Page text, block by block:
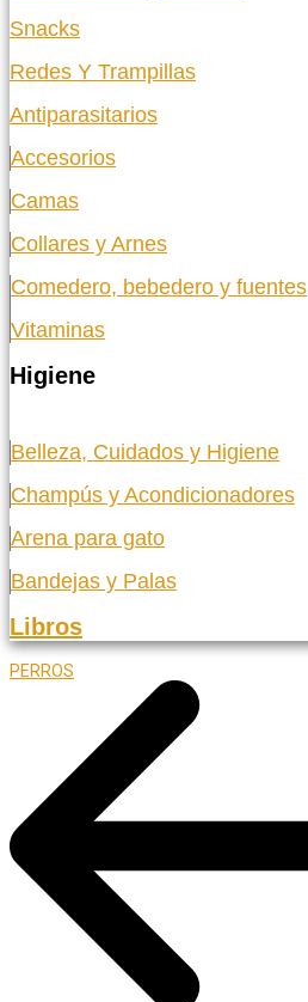
Snacks
Redes Y Trampillas
Antiparasitarios
Accesorios
Camas
Collares y Arnes
Comedero, bebedero y fuentes
Vitaminas
Higiene
Belleza, Cuidados y Higiene
Champús y Acondicionadores
Arena para gato
Bandejas y Palas
Libros
PERROS